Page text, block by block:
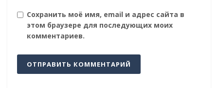
Сохранить моё имя, email и адрес сайта в
этом браузере для последующих моих
комментариев.